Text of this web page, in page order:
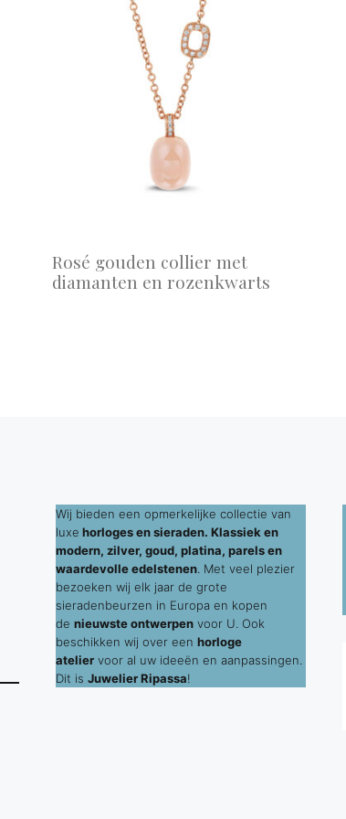
Rosé gouden collier met
diamanten en rozenkwarts
Wij bieden een opmerkelijke collectie van
luxe horloges en sieraden. Klassiek en
modern, zilver, goud, platina, parels en
waardevolle edelstenen. Met veel plezier
bezoeken wij elk jaar de grote
sieradenbeurzen in Europa en kopen
de nieuwste ontwerpen voor U. Ook
beschikken wij over een horloge
atelier voor al uw ideeën en aanpassingen.
Dit is Juwelier Ripassa!